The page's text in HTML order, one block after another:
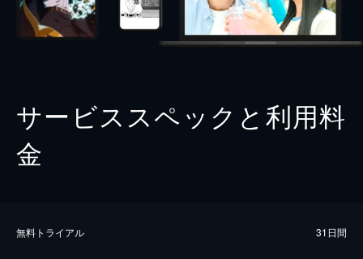
サービススペックと利用料
金
無料トライアル 31日間